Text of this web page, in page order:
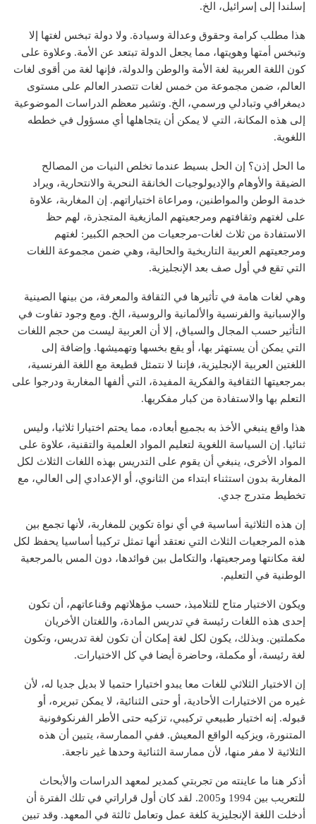
إسلندا إلى إسرائيل، الخ.
هذا مطلب كرامة وحقوق وعدالة وسيادة. ولا دولة تبخس لغتها إلا
وتبخس أمتها وهويتها، مما يجعل الدولة تبتعد عن الأمة. وعلاوة على
كون اللغة العربية لغة الأمة والوطن والدولة، فإنها لغة من أقوى لغات
العالم، ضمن مجموعة من خمس لغات تتصدر العالم على مستوى
ديمغرافي وتبادلي ورسمي، الخ. وتشير معظم الدراسات الموضوعية
إلى هذه المكانة، التي لا يمكن أن يتجاهلها أي مسؤول في خططه
اللغوية.
ما الحل إذن؟ إن الحل بسيط عندما تخلص النيات من المصالح
الضيقة والأوهام والإديولوجيات الخانقة النحرية والانتحارية، ويراد
خدمة الوطن والمواطنين، ومراعاة اختياراتهم. إن المغاربة، علاوة
على لغتهم وثقافتهم ومرجعيتهم المازيغية المتجذرة، لهم حظ
الاستفادة من ثلاث لغات-مرجعيات من الحجم الكبير: لغتهم
ومرجعيتهم العربية التاريخية والحالية، وهي ضمن مجموعة اللغات
التي تقع في أول صف بعد الإنجليزية.
وهي لغات هامة في تأثيرها في الثقافة والمعرفة، من بينها الصينية
والإسبانية والفرنسية والألمانية والروسية، الخ. ومع وجود تفاوت في
التأثير حسب المجال والسياق، إلا أن العربية ليست من حجم اللغات
التي يمكن أن يستهثر بها، أو يقع بخسها وتهميشها. وإضافة إلى
اللغتين العربية الإنجليزية، فإننا لا نتمثل قطيعة مع اللغة الفرنسية،
بمرجعيتها الثقافية والفكرية المفيدة، التي ألفها المغاربة ودرجوا على
التعلم بها والاستفادة من كبار مفكريها.
هذا واقع ينبغي الأخذ به بجميع أبعاده، مما يحتم اختيارا ثلاثيا، وليس
ثنائيا. إن السياسة اللغوية لتعليم المواد العلمية والتقنية، علاوة على
المواد الأخرى، ينبغي أن يقوم على التدريس بهذه اللغات الثلاث لكل
المغاربة بدون استثناء ابتداء من الثانوي، أو الإعدادي إلى العالي، مع
تخطيط متدرج جدي.
إن هذه الثلاثية أساسية في أي نواة تكوين للمغاربة، لأنها تجمع بين
هذه المرجعيات الثلاث التي نعتقد أنها تمثل تركيبا أساسيا يحفظ لكل
لغة مكانتها ومرجعيتها، والتكامل بين فوائدها، دون المس بالمرجعية
الوطنية في التعليم.
ويكون الاختيار متاح للتلاميذ، حسب مؤهلاتهم وقناعاتهم، أن تكون
إحدى هذه اللغات رئيسة في تدريس المادة، واللغتان الأخريان
مكملتين. وبذلك، يكون لكل لغة إمكان أن تكون لغة تدريس، وتكون
لغة رئيسة، أو مكملة، وحاضرة أيضا في كل الاختيارات.
إن الاختيار الثلاثي للغات معا يبدو اختيارا حتميا لا بديل جديا له، لأن
غيره من الاختيارات الأحادية، أو حتى الثنائية، لا يمكن تبريره، أو
قبوله. إنه اختيار طبيعي تركيبي، تزكيه حتى الأطر الفرنكوفونية
المتنورة، ويزكيه الواقع المعيش. ففي الممارسة، يتبين أن هذه
الثلاثية لا مفر منها، لأن ممارسة الثنائية وحدها غير ناجعة.
أذكر هنا ما عاينته من تجربتي كمدير لمعهد الدراسات والأبحاث
للتعريب بين 1994 و2005. لقد كان أول قراراتي في تلك الفترة أن
أدخلت اللغة الإنجليزية كلغة عمل وتعامل ثالثة في المعهد. وقد تبين